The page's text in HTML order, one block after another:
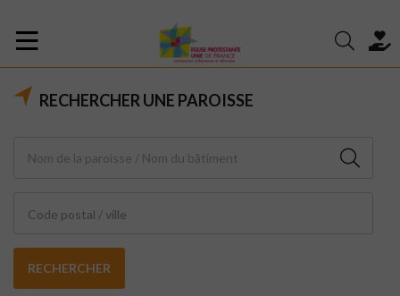
RECHERCHER UNE PAROISSE
Code postal / ville
RECHERCHER